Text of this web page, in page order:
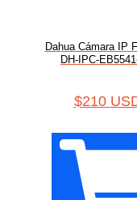
Dahua Cámara IP
DH-IPC-
$210